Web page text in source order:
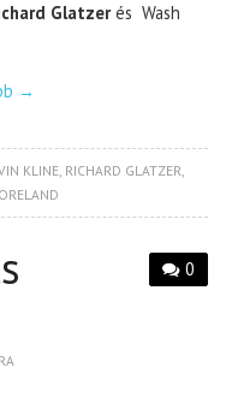
Glatzerés Wash
→
KLINE, RICHARD GLATZER,
0